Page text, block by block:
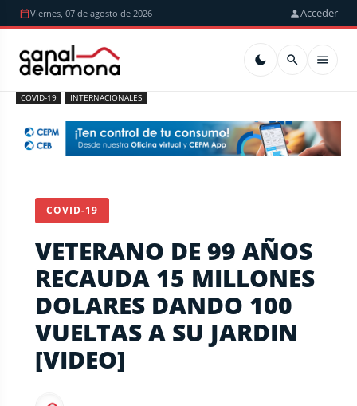
Viernes, 07 de agosto de 2026 Acceder
COVID-19 INTERNACIONALES
COVID-19
VETERANO DE 99 AÑOS
RECAUDA 15 MILLONES
DOLARES DANDO 100
VUELTAS A SU JARDIN
[VIDEO]